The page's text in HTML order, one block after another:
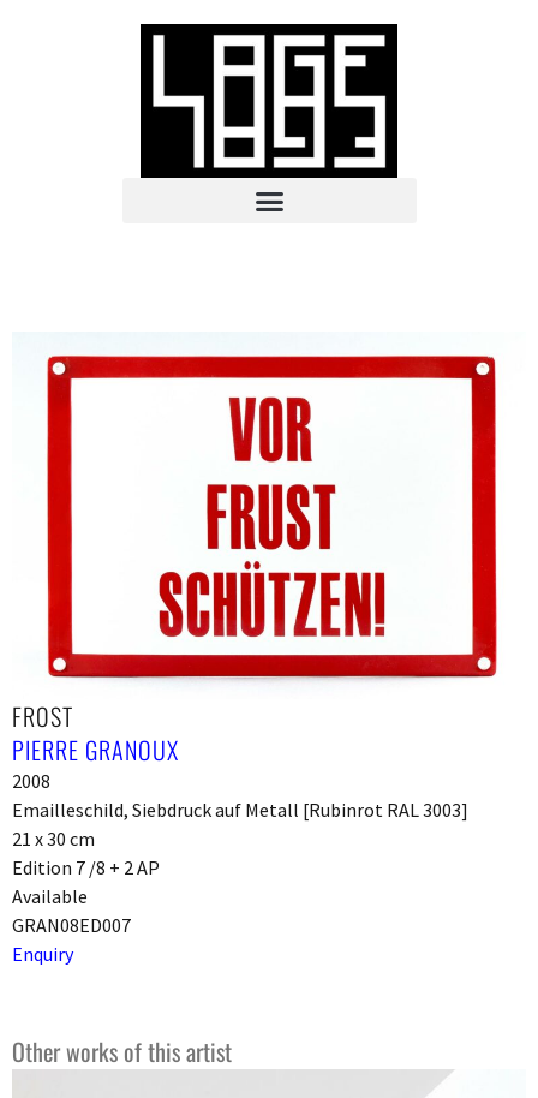
FROST
PIERRE GRANOUX
2008
Emailleschild, Siebdruck auf Metall [Rubinrot RAL 3003]
21 x 30 cm
Edition 7 /8 + 2 AP
Available
GRAN08ED007
Enquiry
Other works of this artist